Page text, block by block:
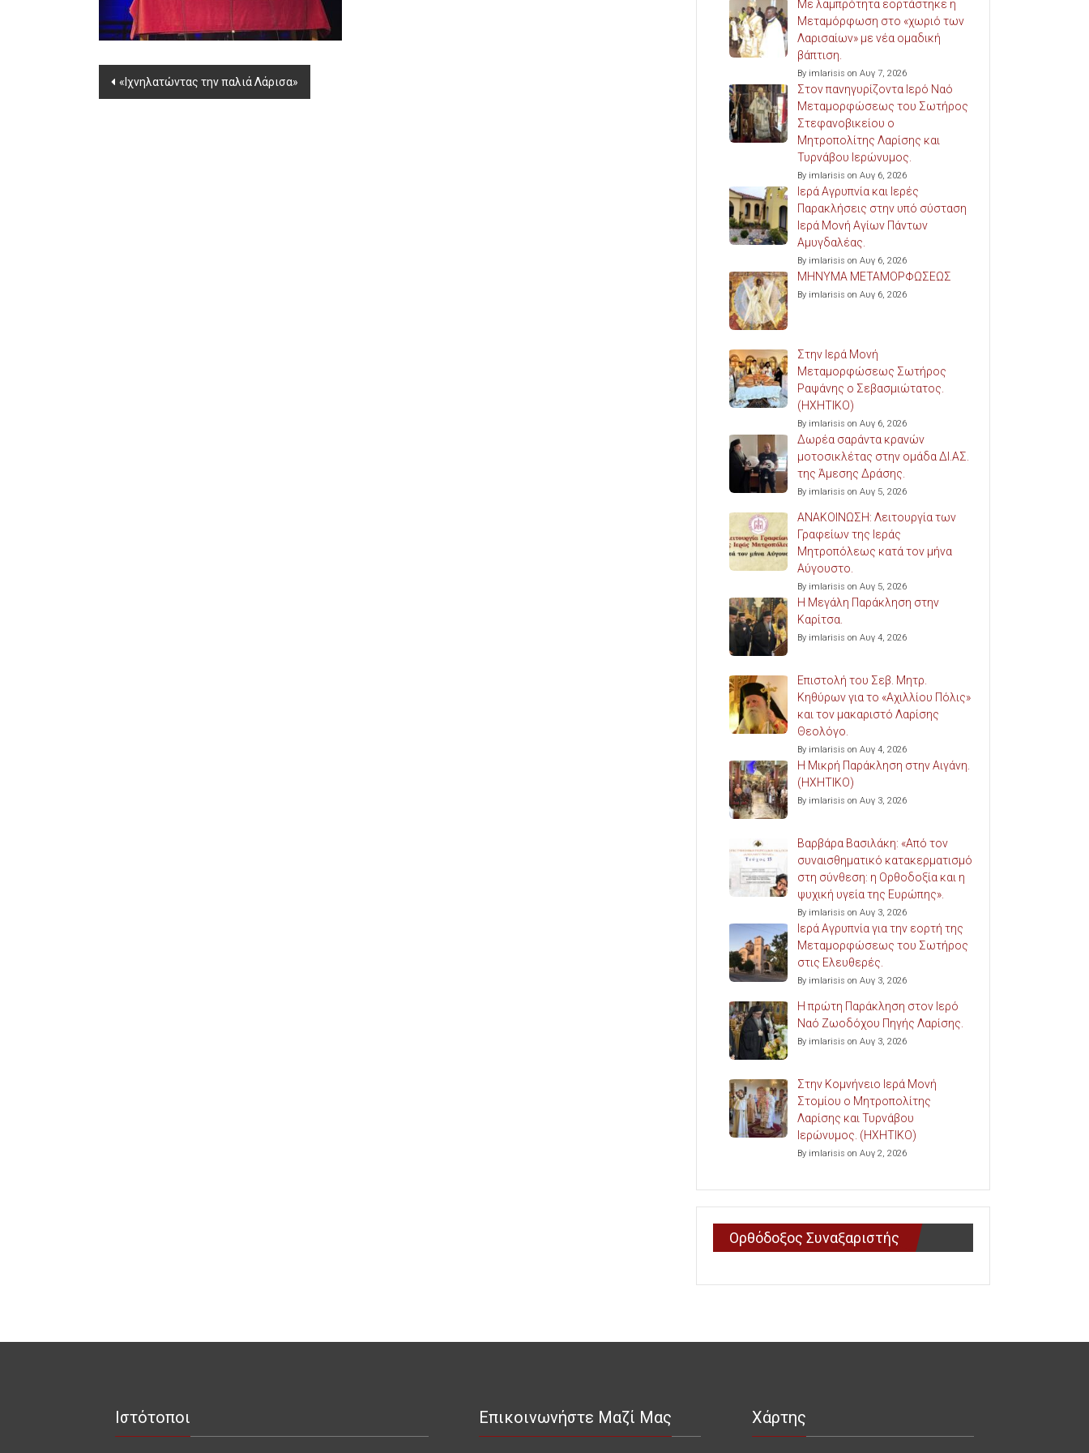
Post
navigation
«Ιχνηλατώντας την παλιά Λάρισα»
Με λαμπρότητα εορτάστηκε η
Μεταμόρφωση στο «χωριό των
Λαρισαίων» με νέα ομαδική
βάπτιση.
By imlarisis on Αυγ 7, 2026
Στον πανηγυρίζοντα Ιερό Ναό
Μεταμορφώσεως του Σωτήρος
Στεφανοβικείου ο
Μητροπολίτης Λαρίσης και
Τυρνάβου Ιερώνυμος.
By imlarisis on Αυγ 6, 2026
Ιερά Αγρυπνία και Ιερές
Παρακλήσεις στην υπό σύσταση
Ιερά Μονή Αγίων Πάντων
Αμυγδαλέας.
By imlarisis on Αυγ 6, 2026
ΜΗΝΥΜΑ ΜΕΤΑΜΟΡΦΩΣΕΩΣ
By imlarisis on Αυγ 6, 2026
Στην Ιερά Μονή
Μεταμορφώσεως Σωτήρος
Ραψάνης ο Σεβασμιώτατος.
(ΗΧΗΤΙΚΟ)
By imlarisis on Αυγ 6, 2026
Δωρέα σαράντα κρανών
μοτοσικλέτας στην ομάδα ΔΙ.ΑΣ.
της Άμεσης Δράσης.
By imlarisis on Αυγ 5, 2026
ΑΝΑΚΟΙΝΩΣΗ: Λειτουργία των
Γραφείων της Ιεράς
Μητροπόλεως κατά τον μήνα
Αύγουστο.
By imlarisis on Αυγ 5, 2026
Η Μεγάλη Παράκληση στην
Καρίτσα.
By imlarisis on Αυγ 4, 2026
Επιστολή του Σεβ. Μητρ.
Κηθύρων για το «Αχιλλίου Πόλις»
και τον μακαριστό Λαρίσης
Θεολόγο.
By imlarisis on Αυγ 4, 2026
Η Μικρή Παράκληση στην Αιγάνη.
(ΗΧΗΤΙΚΟ)
By imlarisis on Αυγ 3, 2026
Βαρβάρα Βασιλάκη: «Από τον
συναισθηματικό κατακερματισμό
στη σύνθεση: η Ορθοδοξία και η
ψυχική υγεία της Ευρώπης».
By imlarisis on Αυγ 3, 2026
Ιερά Αγρυπνία για την εορτή της
Μεταμορφώσεως του Σωτήρος
στις Ελευθερές.
By imlarisis on Αυγ 3, 2026
Η πρώτη Παράκληση στον Ιερό
Ναό Ζωοδόχου Πηγής Λαρίσης.
By imlarisis on Αυγ 3, 2026
Στην Κομνήνειο Ιερά Μονή
Στομίου ο Μητροπολίτης
Λαρίσης και Τυρνάβου
Ιερώνυμος. (ΗΧΗΤΙΚΟ)
By imlarisis on Αυγ 2, 2026
Ορθόδοξος Συναξαριστής
Ιστότοποι Επικοινωνήστε Μαζί Μας Χάρτης